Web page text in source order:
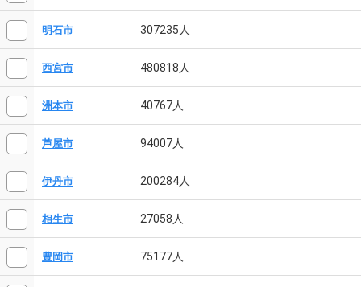
明石市 307235人
西宮市 480818人
洲本市 40767人
芦屋市 94007人
伊丹市 200284人
相生市 27058人
豊岡市 75177人